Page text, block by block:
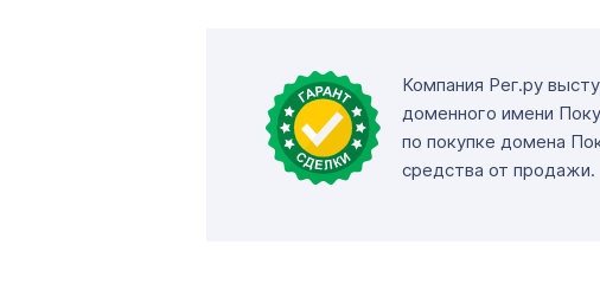
Компания Рег.ру
доменного имени
по покупке домена
средства от продажи.